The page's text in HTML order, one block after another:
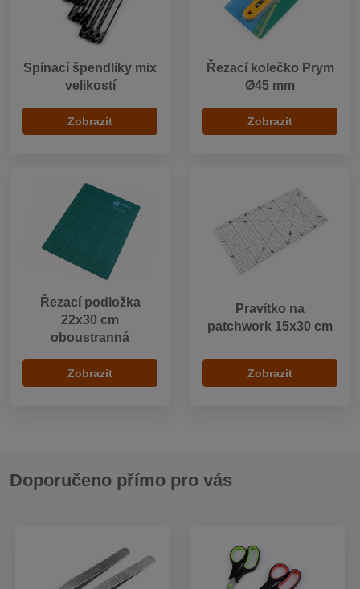
Spínací špendlíky mix
velikostí
Zobrazit
Řezací kolečko Prym
Ø45 mm
Zobrazit
Řezací podložka
22x30 cm
oboustranná
Zobrazit
Pravítko na
patchwork 15x30 cm
Zobrazit
Doporučeno přímo pro vás